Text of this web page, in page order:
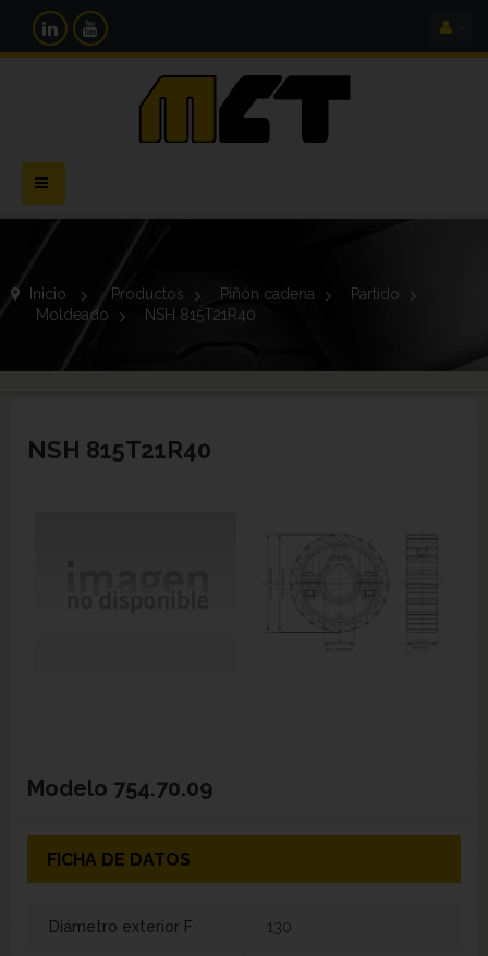
Navegación
Toggle
Inicio > Productos > Piñón cadena >
Partido
Moldeado > NSH 815T21R40
NSH 815T21R40
Modelo 754.70.09
FICHA DE DATOS
Diámetro exterior F 130